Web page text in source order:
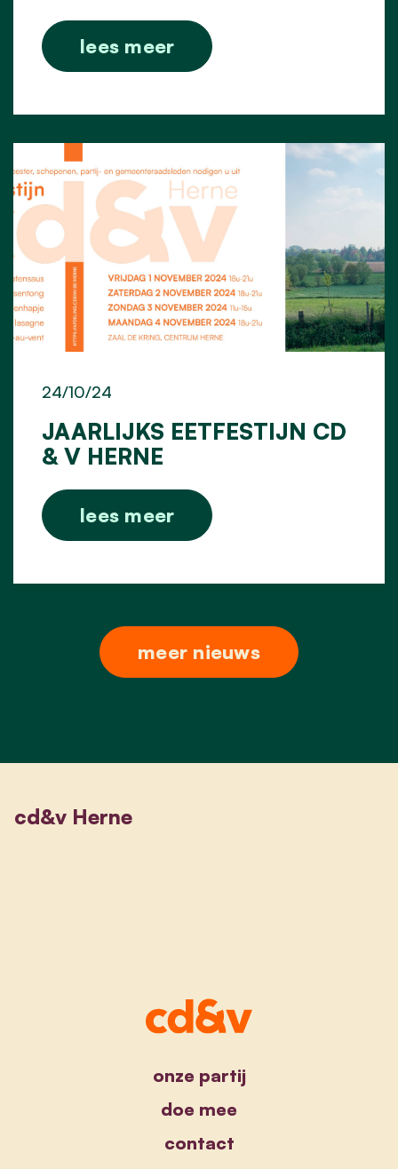
lees meer
JAARLIJKS EETFESTIJN CD
& V HERNE
24/10/24
lees meer
meer nieuws
cd&v Herne
onze partij
doe mee
contact